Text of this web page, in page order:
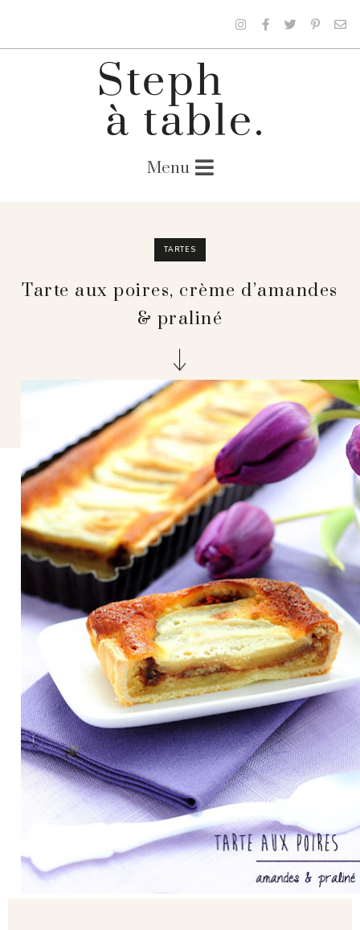
TARTES
Tarte aux poires, crème d’amandes
& praliné